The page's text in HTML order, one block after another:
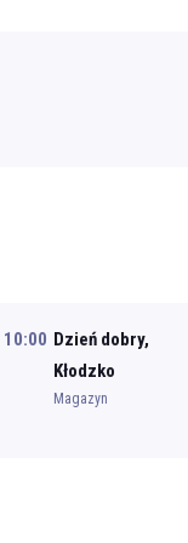
10:00 Dzień dobry,
Kłodzko
Magazyn